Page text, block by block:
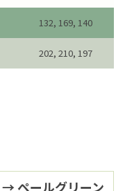
132, 169, 140
202, 210, 197
ペールグリーン